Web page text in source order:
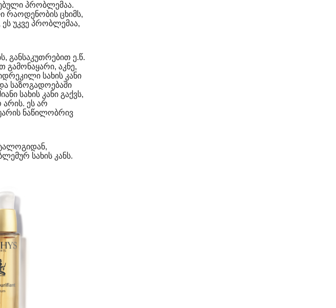
პრობლემაა.
რაოდენობის ცხიმს,
უკვე პრობლემაა,
განსაკუთრებით ე.წ.
გამონაყარი, აკნე,
სახის კანი
საზოგადოებაში
სახის კანი გაქვს,
ეს არ
ნაწილობრივ
სახის კანს.